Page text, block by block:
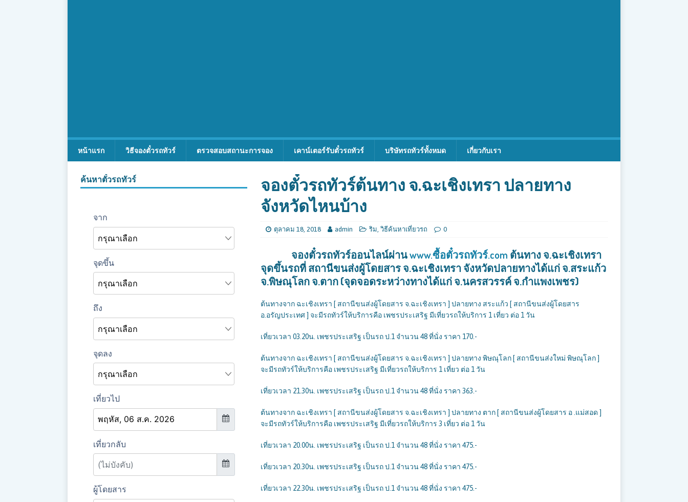
หน้าแรก วิธีจองตั๋วรถทัวร์ ตรวจสอบสถานะการจอง เคาน์เตอร์รับตั๋วรถทัวร์ บริษัทรถทัวร์ทั้งหมด เกี่ยวกับเรา
จองตั๋วรถทัวร์ต้นทาง จ.ฉะเชิงเทรา ปลายทาง
จังหวัดไหนบ้าง
ตุลาคม 18, 2018 admin ริม, วิธีค้นหาเที่ยวรถ 0
จองตั๋วรถทัวร์ออนไลน์ผ่านwww.ซื้อตั๋วรถทัวร์.com ต้นทาง จ.ฉะเชิงเทรา
จุดขึ้นรถที่ สถานีขนส่งผู้โดยสาร จ.ฉะเชิงเทรา จังหวัดปลายทางได้แก่ จ.สระแก้ว
จ.พิษณุโลก จ.ตาก (จุดจอดระหว่างทางได้แก่ จ.นครสวรรค์ จ.กำแพงเพชร)
ต้นทางจาก ฉะเชิงเทรา [ สถานีขนส่งผู้โดยสาร จ.ฉะเชิงเทรา ] ปลายทาง สระแก้ว [ สถานีขนส่งผู้โดยสาร
อ.อรัญประเทศ ] จะมีรถทัวร์ให้บริการคือ เพชรประเสริฐ มีเที่ยวรถให้บริการ 1 เที่ยว ต่อ 1 วัน
เที่ยวเวลา 03.20น. เพชรประเสริฐ เป็นรถ ป.1 จำนวน 48 ที่นั่ง ราคา 170.-
ต้นทางจาก ฉะเชิงเทรา [ สถานีขนส่งผู้โดยสาร จ.ฉะเชิงเทรา ] ปลายทาง พิษณุโลก [ สถานีขนส่งใหม่ พิษณุโลก ]
จะมีรถทัวร์ให้บริการคือ เพชรประเสริฐ มีเที่ยวรถให้บริการ 1 เที่ยว ต่อ 1 วัน
เที่ยวเวลา 21.30น. เพชรประเสริฐ เป็นรถ ป.1 จำนวน 48 ที่นั่ง ราคา 363.-
ต้นทางจาก ฉะเชิงเทรา [ สถานีขนส่งผู้โดยสาร จ.ฉะเชิงเทรา ] ปลายทาง ตาก [ สถานีขนส่งผู้โดยสาร อ .แม่สอด ]
จะมีรถทัวร์ให้บริการคือ เพชรประเสริฐ มีเที่ยวรถให้บริการ 3 เที่ยว ต่อ 1 วัน
เที่ยวเวลา 20.00น. เพชรประเสริฐ เป็นรถ ป.1 จำนวน 48 ที่นั่ง ราคา 475.-
เที่ยวเวลา 20.30น. เพชรประเสริฐ เป็นรถ ป.1 จำนวน 48 ที่นั่ง ราคา 475.-
เที่ยวเวลา 22.30น. เพชรประเสริฐ เป็นรถ ป.1 จำนวน 48 ที่นั่ง ราคา 475.-
ค้นหาตั๋วรถทัวร์